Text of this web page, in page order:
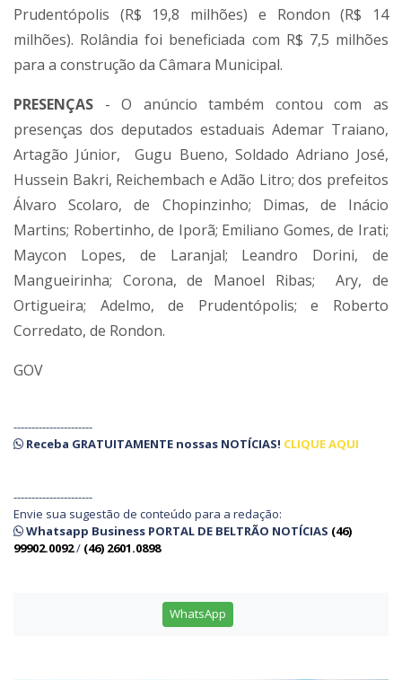
Prudentópolis (R$ 19,8 milhões) e Rondon (R$ 14
milhões). Rolândia foi beneficiada com R$ 7,5 milhões
para a construção da Câmara Municipal.
PRESENÇAS - O anúncio também contou com as
presenças dos deputados estaduais Ademar Traiano,
Artagão Júnior, Gugu Bueno, Soldado Adriano José,
Hussein Bakri, Reichembach e Adão Litro; dos prefeitos
Álvaro Scolaro, de Chopinzinho; Dimas, de Inácio
Martins; Robertinho, de Iporã; Emiliano Gomes, de Irati;
Maycon Lopes, de Laranjal; Leandro Dorini, de
Mangueirinha; Corona, de Manoel Ribas; Ary, de
Ortigueira; Adelmo, de Prudentópolis; e Roberto
Corredato, de Rondon.
GOV
----------------------
Receba GRATUITAMENTE nossas NOTÍCIAS! CLIQUE AQUI
----------------------
Envie sua sugestão de conteúdo para a redação:
Whatsapp Business PORTAL DE BELTRÃO NOTÍCIAS (46)
99902.0092/ (46) 2601.0898
WhatsApp